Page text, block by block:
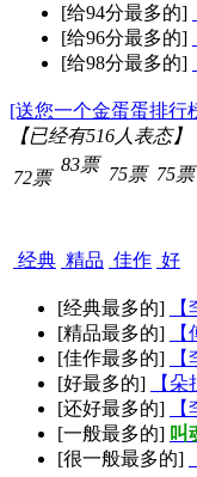
[给94分最多的]
[给96分最多的]
[给98分最多的]
[送您一个金蛋蛋排行
【已经有516人表态】
72票
经典
83票
精品
75票
佳作
75票
好
[经典最多的]
[精品最多的]
[佳作最多的]
[好最多的]
【
[还好最多的]
[一般最多的] 叫
[很一般最多的]